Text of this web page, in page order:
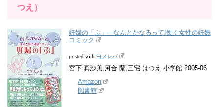
つえ）
妊婦の「ぷ」―なんとかなるって!働く女性の妊娠
コミック
posted with ヨメレバ
宮下 真沙美,河合 蘭,三宅 はつえ 小学館 2005-06
Amazon
図書館